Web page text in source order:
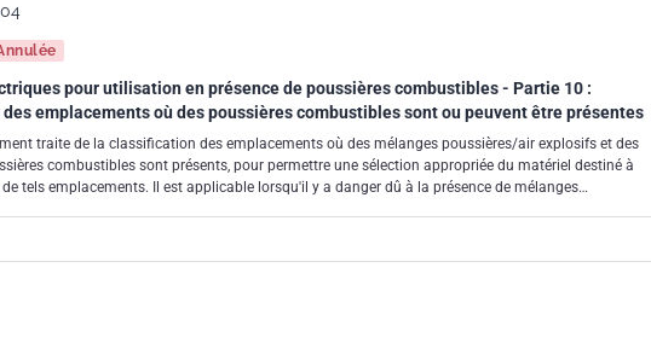
pour utilisation en présence de poussières combustibles - Partie 10 :
emplacements où des poussières combustibles sont ou peuvent être présentes
traite de la classification des emplacements où des mélanges poussières/air explosifs et des
combustibles sont présents, pour permettre une sélection appropriée du matériel destiné à
tels emplacements. Il est applicable lorsqu'il y a danger dû à la présence de mélanges